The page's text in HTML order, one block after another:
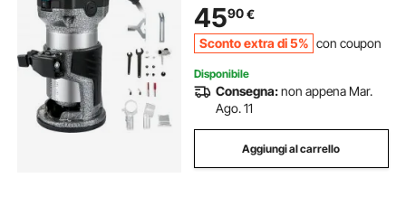
Formatura di Bordi, Intaglio del
Legno
4590€
Sconto extra di 5% con coupon
Disponibile
Consegna:non appena Mar.
Ago. 11
Aggiungi al carrello